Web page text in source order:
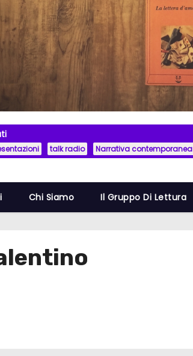
talk radio Narrativa contemporanea
Chi Siamo Il Gruppo Di Lettura